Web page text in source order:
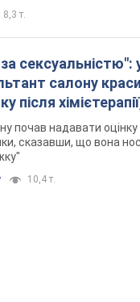
8,3 т.
сексуальністю":
салону краси
після
Фото
почав надавати оцінку
сказавши, що вона
10,4 т.